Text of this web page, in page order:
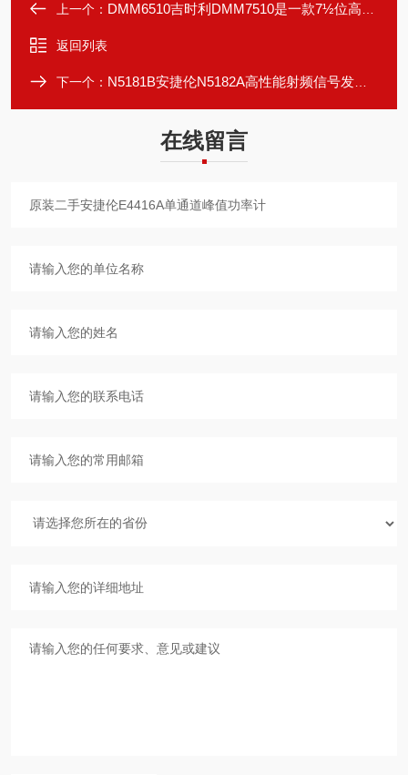
上一个： DMM6510吉时利DMM7510是一款7½位高精度万用表
返回列表
下一个： N5181B安捷伦N5182A高性能射频信号发生器
在线留言